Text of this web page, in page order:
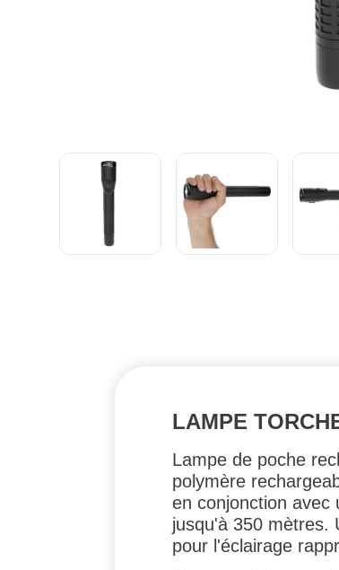
LAMPE
Lampe de poche
polymère
en conjonction avec
jusqu'à 350 mètres.
pour l'éclairage